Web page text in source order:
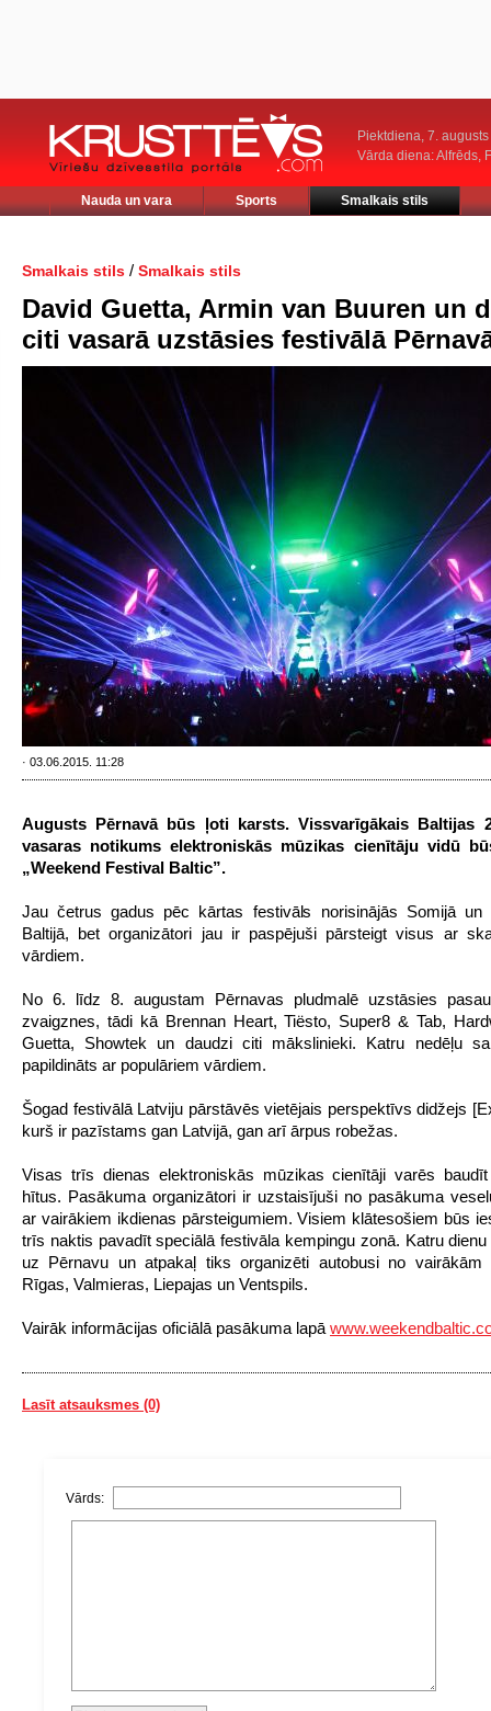
Piektdiena, 7. augusts
Vārda diena: Alfrēds,
Nauda un vara Sports Smalkais stils
Smalkais stils / Smalkais stils
David Guetta, Armin van Buuren un
citi vasarā uzstāsies festivālā
· 03.06.2015. 11:28
Augusts Pērnavā būs ļoti karsts. Vissvarīgākais Baltijas
vasaras notikums elektroniskās mūzikas cienītāju vidū
„Weekend Festival Baltic”.
Jau četrus gadus pēc kārtas festivāls norisinājās Somijā un
Baltijā, bet organizātori jau ir paspējuši pārsteigt visus ar
vārdiem.
No 6. līdz 8. augustam Pērnavas pludmalē uzstāsies
zvaigznes, tādi kā Brennan Heart, Tiësto, Super8 & Tab,
Guetta, Showtek un daudzi citi mākslinieki. Katru nedēļu
papildināts ar populāriem vārdiem.
Šogad festivālā Latviju pārstāvēs vietējais perspektīvs didžejs
kurš ir pazīstams gan Latvijā, gan arī ārpus robežas.
Visas trīs dienas elektroniskās mūzikas cienītāji varēs
hītus. Pasākuma organizātori ir uzstaisījuši no pasākuma
ar vairākiem ikdienas pārsteigumiem. Visiem klātesošiem būs
trīs naktis pavadīt speciālā festivāla kempingu zonā. Katru
uz Pērnavu un atpakaļ tiks organizēti autobusi no vairākām
Rīgas, Valmieras, Liepajas un Ventspils.
Vairāk informācijas oficiālā pasākuma lapā
Lasīt atsauksmes (0)
Vārds: